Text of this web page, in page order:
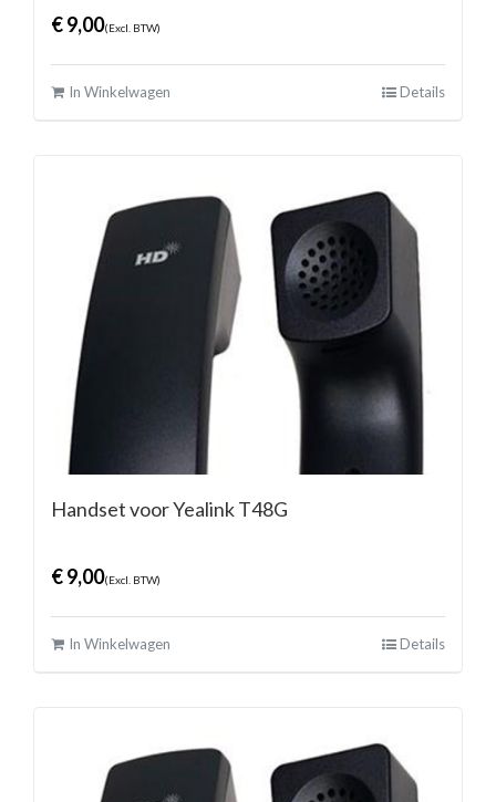
€9,00(Excl. BTW)
In Winkelwagen Details
Handset voor Yealink T48G
€9,00(Excl. BTW)
In Winkelwagen Details